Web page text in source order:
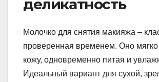
деликатность
Молочко для снятия макияжа –
проверенная временем. Оно
кожу, одновременно питая и
Идеальный вариант для сухой,